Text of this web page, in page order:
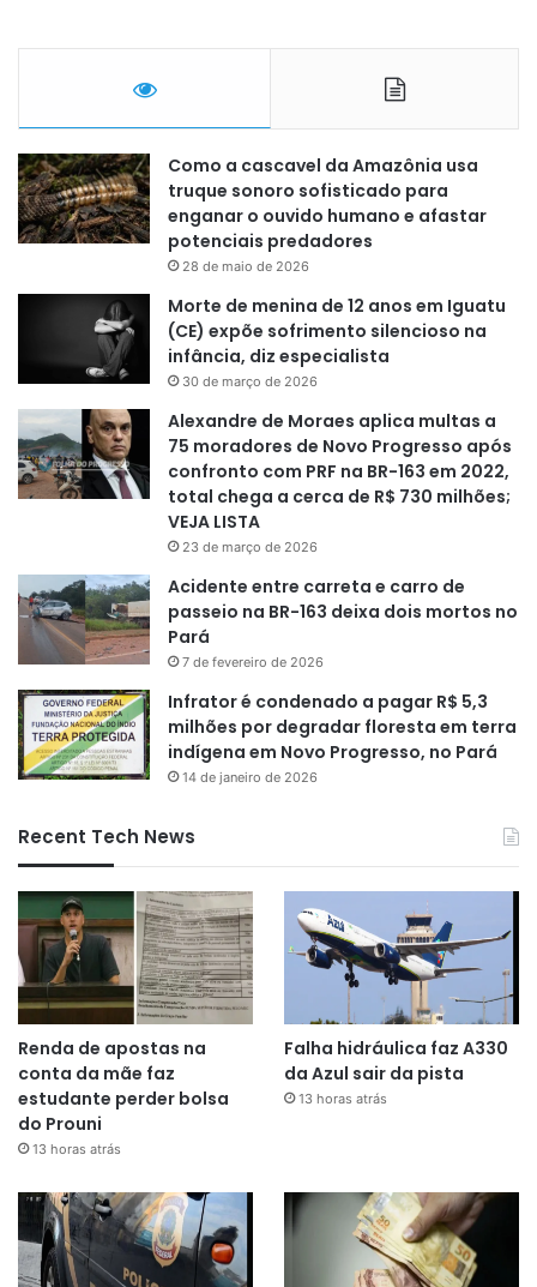
Como a cascavel da Amazônia usa
truque sonoro sofisticado para
enganar o ouvido humano e afastar
potenciais predadores
28 de maio de 2026
Morte de menina de 12 anos em Iguatu
(CE) expõe sofrimento silencioso na
infância, diz especialista
30 de março de 2026
Alexandre de Moraes aplica multas a
75 moradores de Novo Progresso após
confronto com PRF na BR-163 em 2022,
total chega a cerca de R$ 730 milhões;
VEJA LISTA
23 de março de 2026
Acidente entre carreta e carro de
passeio na BR-163 deixa dois mortos no
Pará
7 de fevereiro de 2026
Infrator é condenado a pagar R$ 5,3
milhões por degradar floresta em terra
indígena em Novo Progresso, no Pará
14 de janeiro de 2026
Recent Tech News
Renda de apostas na
conta da mãe faz
estudante perder bolsa
do Prouni
13 horas atrás
Falha hidráulica faz A330
da Azul sair da pista
13 horas atrás